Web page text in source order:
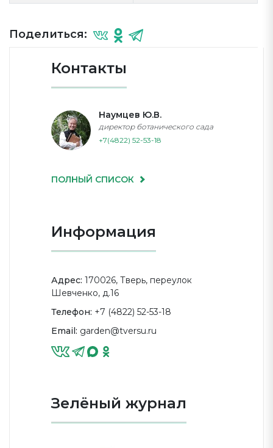
Поделиться:
Контакты
Наумцев Ю.В.
директор ботанического сада
+7(4822) 52-53-18
ПОЛНЫЙ СПИСОК
Информация
Адрес: 170026, Тверь, переулок
Шевченко, д.16
Телефон: +7 (4822) 52-53-18
Email: garden@tversu.ru
Зелёный журнал